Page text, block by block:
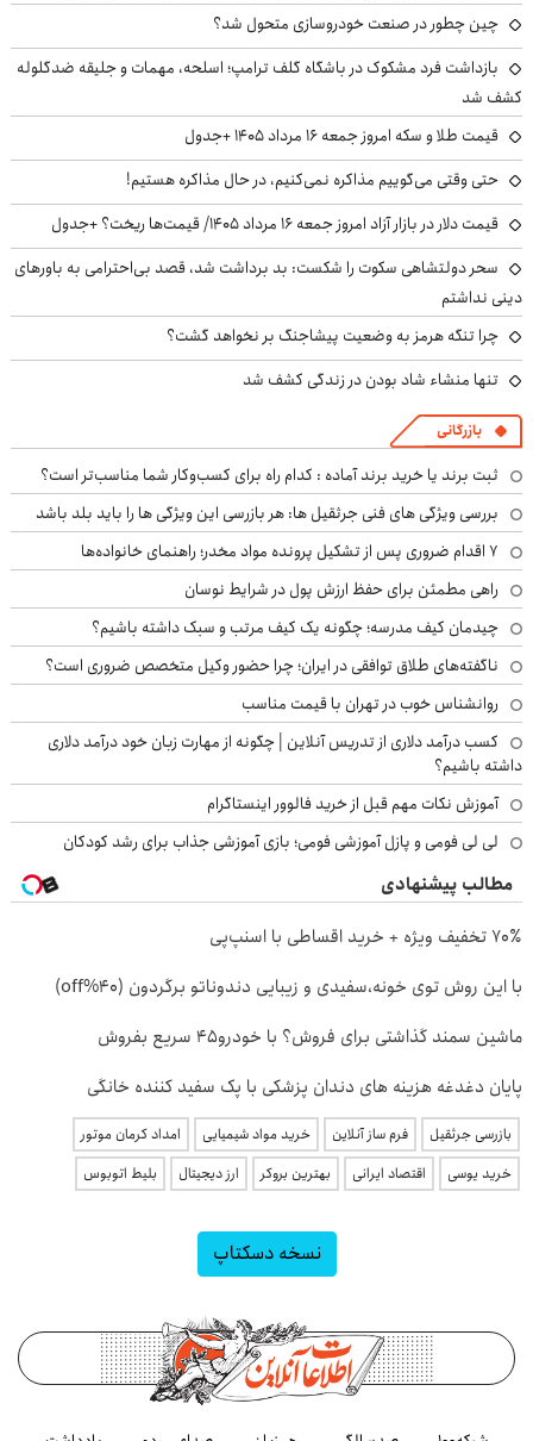
چین چطور در صنعت خودروسازی متحول شد؟
بازداشت فرد مشکوک در باشگاه گلف ترامپ؛ اسلحه، مهمات و جلیقه ضدگلوله
کشف شد
قیمت طلا و سکه امروز جمعه ۱۶ مرداد ۱۴۰۵ +جدول
حتی وقتی می‌گوییم مذاکره نمی‌کنیم، در حال مذاکره هستیم!
قیمت دلار در بازار آزاد امروز جمعه ۱۶ مرداد ۱۴۰۵/ قیمت‌ها ریخت؟ +جدول
سحر دولتشاهی سکوت را شکست: بد برداشت شد، قصد بی‌احترامی به باورهای
دینی نداشتم
چرا تنگه هرمز به وضعیت پیشاجنگ بر نخواهد گشت؟
تنها منشاء شاد بودن در زندگی کشف شد
بازرگانی
ثبت برند یا خرید برند آماده : کدام راه برای کسب‌وکار شما مناسب‌تر است؟
بررسی ویژگی های فنی جرثقیل ها: هر بازرسی این ویژگی ها را باید بلد باشد
۷ اقدام ضروری پس از تشکیل پرونده مواد مخدر؛ راهنمای خانواده‌ها
راهی مطمئن برای حفظ ارزش پول در شرایط نوسان
چیدمان کیف مدرسه؛ چگونه یک کیف مرتب و سبک داشته باشیم؟
ناگفته‌های طلاق توافقی در ایران؛ چرا حضور وکیل متخصص ضروری است؟
روانشناس خوب در تهران با قیمت مناسب
کسب درآمد دلاری از تدریس آنلاین | چگونه از مهارت زبان خود درآمد دلاری
داشته باشیم؟
آموزش نکات مهم قبل از خرید فالوور اینستاگرام
لی لی فومی و پازل آموزشی فومی؛ بازی آموزشی جذاب برای رشد کودکان
مطالب پیشنهادی
70٪ تخفیف ویژه + خرید اقساطی با اسنپ‌پی
با این روش توی خونه،سفیدی و زیبایی دندوناتو برگردون (40%off)
ماشین سمند گذاشتی برای فروش؟ با خودرو45 سریع بفروش
پایان دغدغه هزینه های دندان پزشکی با پک سفید کننده خانگی
بازرسی جرثقیل فرم ساز آنلاین خرید مواد شیمیایی
امداد کرمان موتور
خرید یوسی
اقتصاد ایرانی بهترین بروکر ارز دیجیتال بلیط اتوبوس
نسخه دسکتاپ